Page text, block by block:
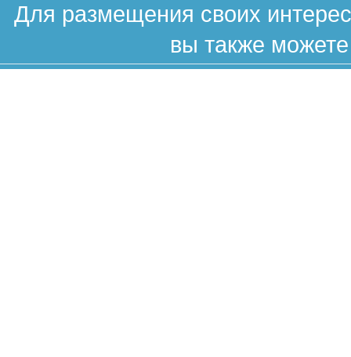
Для размещения своих
вы также